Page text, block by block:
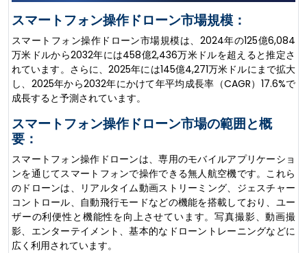
スマートフォン操作ドローン市場規模：
スマートフォン操作ドローン市場規模は、2024年の125億6,084
万米ドルから2032年には458億2,436万米ドルを超えると推定さ
れています。さらに、2025年には145億4,271万米ドルにまで拡大
し、2025年から2032年にかけて年平均成長率（CAGR）17.6%で
成長すると予測されています。
スマートフォン操作ドローン市場の範囲と概
要：
スマートフォン操作ドローンは、専用のモバイルアプリケーショ
ンを通じてスマートフォンで操作できる無人航空機です。これら
のドローンは、リアルタイム動画ストリーミング、ジェスチャー
コントロール、自動飛行モードなどの機能を搭載しており、ユー
ザーの利便性と機能性を向上させています。写真撮影、動画撮
影、エンターテイメント、基本的なドローントレーニングなどに
広く利用されています。